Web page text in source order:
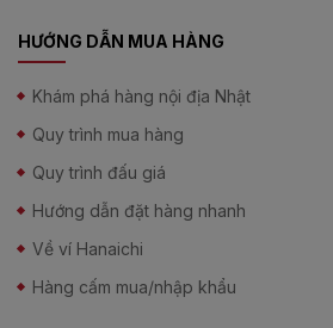
HƯỚNG DẪN MUA HÀNG
Khám phá hàng nội địa Nhật
Quy trình mua hàng
Quy trình đấu giá
Hướng dẫn đặt hàng nhanh
Về ví Hanaichi
Hàng cấm mua/nhập khẩu